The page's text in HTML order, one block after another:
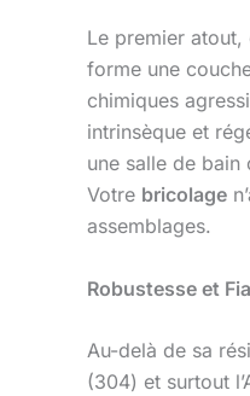
Le premier
forme une
chimiques
intrinsèque et
une salle de
Votre bricolage
assemblages.
Robustesse et
Au-delà de sa
(304) et surtout